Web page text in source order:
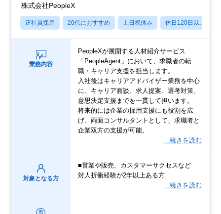
株式会社PeopleX
正社員採用 20代におすすめ 土日祝休み 休日120日以上
業務内容
PeopleXが展開する人材紹介サービス
「PeopleAgent」において、求職者の転
職・キャリア支援を担当します。
入社後はキャリアアドバイザー業務を中心
に、キャリア面談、求人提案、選考対策、
意思決定支援までを一貫して担います。
将来的には企業の採用支援にも役割を広
げ、両面コンサルタントとして、求職者と
企業双方の支援が可能。
…続きを読む
対象となる方
■営業や販売、カスタマーサクセスなど
対人折衝経験が2年以上ある方
…続きを読む